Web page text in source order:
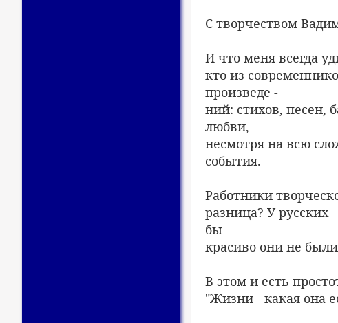
С творчеством
И что меня всегда
кто из
произведе -
ний: стихов, песен,
любви,
несмотря на всю
события.
Работники
разница? У русских
бы
красиво они не
В этом и есть
"Жизни - какая она